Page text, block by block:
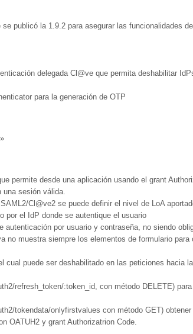
publicó la 1.9.2 para asegurar las funcionalidades
delegada Cl@ve que permita deshabilitar
para la generación de OTP
permite desde una aplicación usando el grant
una sesión válida.
Cl@ve2 se puede definir el nivel de LoA
por el IdP donde se autentique el usuario
autenticación por usuario y contraseña, no siendo
muestra siempre los elementos de formulario para
cual puede ser deshabilitado en las peticiones hacia
refresh_token/:token_id, con método DELETE)
tokendata/onlyfirstvalues con método GET) obtener
OATUH2 y grant Authorizatrion Code.